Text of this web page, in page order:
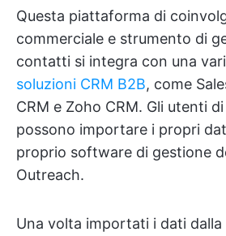
Questa piattaforma di
commerciale e strumento di
contatti si integra con una
soluzioni CRM B2B, come
CRM e Zoho CRM. Gli utenti
possono importare i propri
proprio software di gestione
Outreach.
Una volta importati i dati dalla